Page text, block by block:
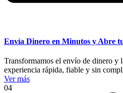
Envía Dinero en Minutos y Abre
Transformamos el envío de dinero y
experiencia rápida, fiable y sin
Ver más
04